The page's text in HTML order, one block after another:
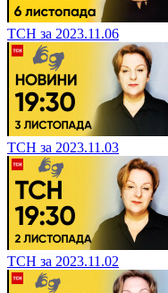
ТСН за 2023.11.06
ТСН за 2023.11.03
ТСН за 2023.11.02